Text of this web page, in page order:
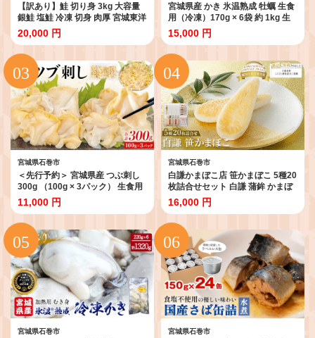
【訳あり】鮭 切り身 3kg 大容量
銀鮭 塩鮭 冷凍 切身 肉厚 宮城東洋
宮城県 石巻 石巻市 さけ サケ 鮭切
身 シャケ しゃけ 鮭切り身 鮭 家庭
用 簡易包装 訳アリ おかず お弁当
朝ごはん サーモン 塩鮭 焼き魚 和
食 魚 魚介 海鮮 規格外 不揃い
20,000 円
宮城県産 かき 氷温熟成 牡蠣 生食
用（冷凍）170g × 6袋 約 1kg 生
食 牡蠣むき身 小分け むき身 むき
牡蠣 カキ オイスター 濃厚 冷凍か
き 宮城 小分け 冷凍 バラバラ冷凍
冷凍カキ かき 牡蠣 1キロ 海鮮 魚
介 貝類 海の幸 BBQ 家庭用 まる
たか水産 宮城県 石巻市 宮城 石巻
15,000 円
宮城県石巻市
＜先行予約＞ 宮城県産 つぶ刺し
300g （100g × 3パック） 生食用
小分け つぶ貝 開き 刺身 ツブ貝 ツ
ブ刺し つぶがい スライス 冷凍 海
鮮 魚介 お刺身 刺身用 貝 おつまみ
簡単調理 小分け 酒の肴 晩酌 美味
しい 海鮮 海鮮食品 魚介類 魚介 ふ
るさと納税 宮城県 宮城 石巻 石巻
市 11000円 送料無料
11,000 円
宮城県石巻市
白謙かまぼこ店 笹かまぼこ 5種20
枚詰合せセット 白謙 蒲鉾 かまぼ
こ 笹蒲鉾 揚げ蒲鉾 宮城県 石巻市
宮城 石巻
16,000 円
宮城県石巻市 宮城県石巻市